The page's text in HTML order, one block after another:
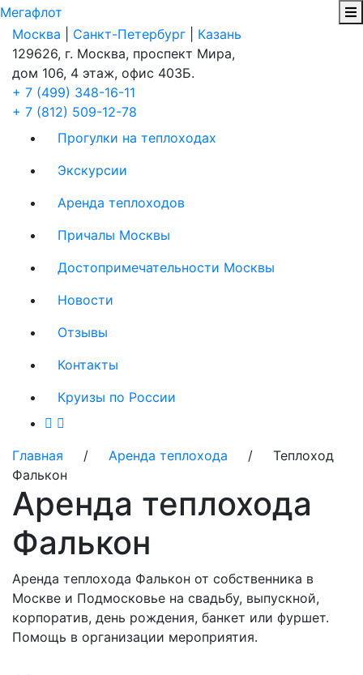
Мегафлот
Москва
Санкт-Петербург
Казань
129626, г. Москва, проспект Мира,
дом 106, 4 этаж, офис 403Б.
+ 7 (499) 348-16-11
+ 7 (812) 509-12-78
Прогулки на теплоходах
Экскурсии
Аренда теплоходов
Причалы Москвы
Достопримечательности Москвы
Новости
Отзывы
Контакты
Круизы по России
Главная / Аренда теплохода / Теплоход
Фалькон
Аренда теплохода
Фалькон
Аренда теплохода Фалькон от собственника в
Москве и Подмосковье на свадьбу, выпускной,
корпоратив, день рождения, банкет или фуршет.
Помощь в организации мероприятия.